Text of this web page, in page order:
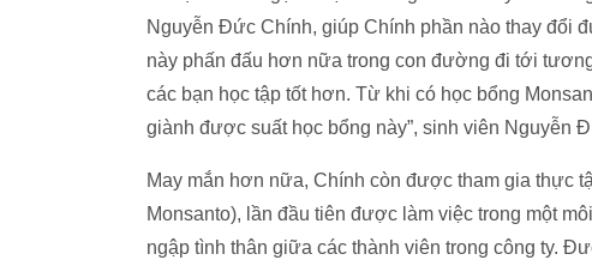
Nguyễn Đức Chính, giúp Chính phần nào thay đổi
này phấn đấu hơn nữa trong con đường đi tới
các bạn học tập tốt hơn. Từ khi có học bổng
giành được suất học bổng này”, sinh viên Nguyễn
May mắn hơn nữa, Chính còn được tham gia thực
Monsanto), lần đầu tiên được làm việc trong một
ngập tình thân giữa các thành viên trong công ty.